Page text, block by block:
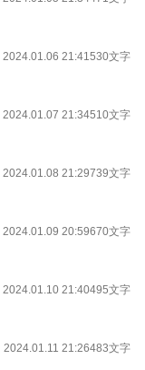
2024.01.06 21:41530文字
2024.01.07 21:34510文字
2024.01.08 21:29739文字
2024.01.09 20:59670文字
2024.01.10 21:40495文字
2024.01.11 21:26483文字